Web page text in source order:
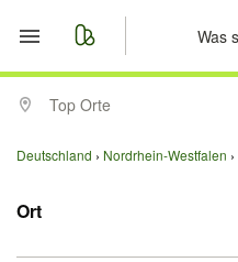
Start
Merkliste
Top Orte
Deutschland Nordrhein-Westfalen
Ort